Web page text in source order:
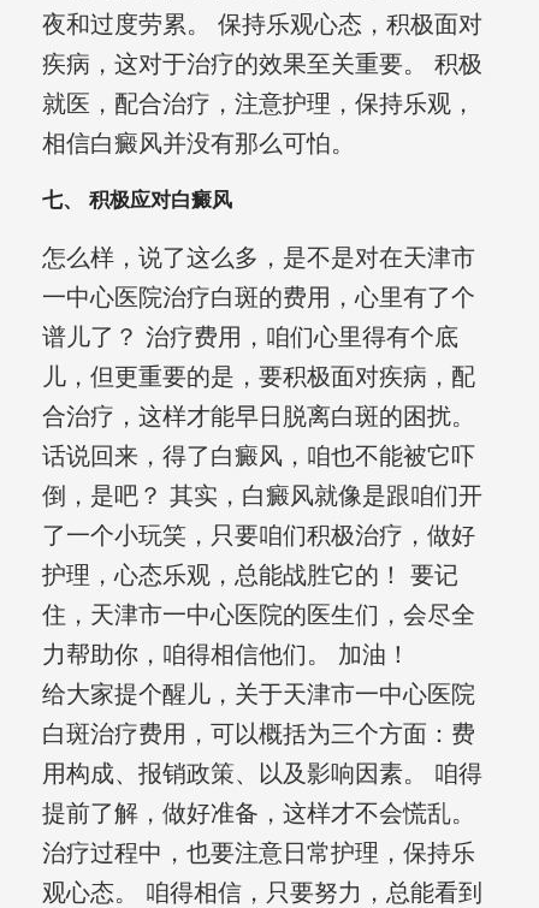
夜和过度劳累。 保持乐观心态，积极面对
疾病，这对于治疗的效果至关重要。 积极
就医，配合治疗，注意护理，保持乐观，
相信白癜风并没有那么可怕。
七、 积极应对白癜风
怎么样，说了这么多，是不是对在天津市
一中心医院治疗白斑的费用，心里有了个
谱儿了？ 治疗费用，咱们心里得有个底
儿，但更重要的是，要积极面对疾病，配
合治疗，这样才能早日脱离白斑的困扰。
话说回来，得了白癜风，咱也不能被它吓
倒，是吧？ 其实，白癜风就像是跟咱们开
了一个小玩笑，只要咱们积极治疗，做好
护理，心态乐观，总能战胜它的！ 要记
住，天津市一中心医院的医生们，会尽全
力帮助你，咱得相信他们。 加油！
给大家提个醒儿，关于天津市一中心医院
白斑治疗费用，可以概括为三个方面：费
用构成、报销政策、以及影响因素。 咱得
提前了解，做好准备，这样才不会慌乱。
治疗过程中，也要注意日常护理，保持乐
观心态。 咱得相信，只要努力，总能看到